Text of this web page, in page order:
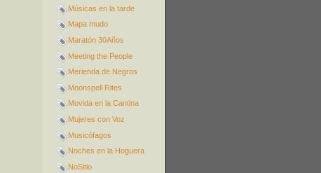
Músicas en la tarde
Mapa mudo
Maratón 30Años
Meeting the People
Merienda de Negros
Moonspell Rites
Movida en la Cantina
Mujeres con Voz
Musicófagos
Noches en la Hoguera
NoSitio